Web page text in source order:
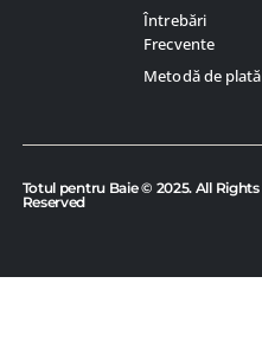
Întrebări
Frecvente
Metodă de plată
Totul pentru Baie © 2025. All Rights
Reserved